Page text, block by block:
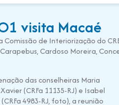
visita Macaé
Comissão de Interiorização do
Cardoso Moreira,
das conselheiras Maria
(CRFa 11135-RJ) e Isabel
4983-RJ, foto), a reunião